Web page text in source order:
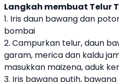
Langkah membuat Telur
1. Iris daun bawang dan
bombai
2. Campurkan telur, daun
garam, merica dan kaldu
masukkan maizena, aduk
3. Iris bawang putih,